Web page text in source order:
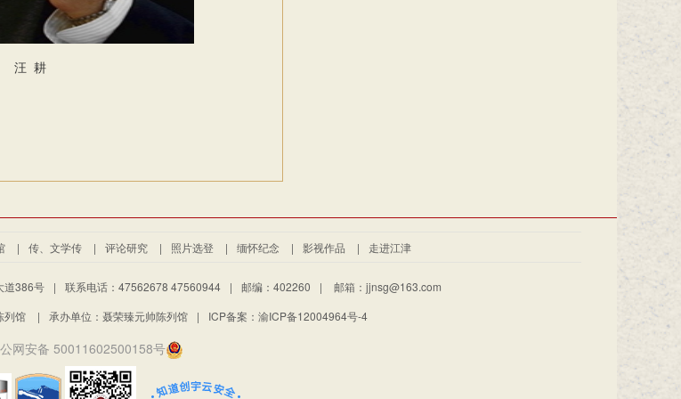
汪 耕
| 传、文学传 | 评论研究 | 照片选登 | 缅怀纪念 | 影视作品 | 走进江津
道386号 | 联系电话：47562678 47560944 | 邮编：402260 |
邮箱：jjnsg@163.com
列馆
| 承办单位：聂荣臻元帅陈列馆 | ICP备案：渝ICP备12004964号-4
网安备 50011602500158号